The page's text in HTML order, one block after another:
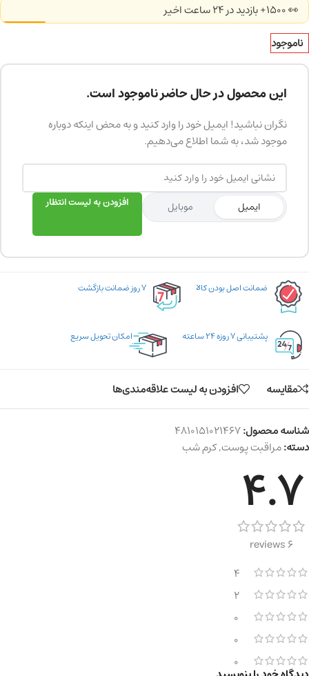
👀 1500+ بازدید در ۲۴ ساعت اخیر
ناموجود
این محصول در حال حاضر ناموجود است.
نگران نباشید! ایمیل خود را وارد کنید و به محض اینکه دوباره
موجود شد، به شما اطلاع می‌دهیم.
ایمیل موبایل افزودن به لیست انتظار
ضمانت اصل بودن کالا ۷ روز ضمانت بازگشت
پشتیبانی ۷ روزه ۲۴ ساعته امکان تحویل سریع
مقایسه افزودن به لیست علاقه‌مندی‌ها
شناسه محصول:4810151021467
دسته:مراقبت پوست,کرم شب
4.7
6 reviews
4
2
0
0
0